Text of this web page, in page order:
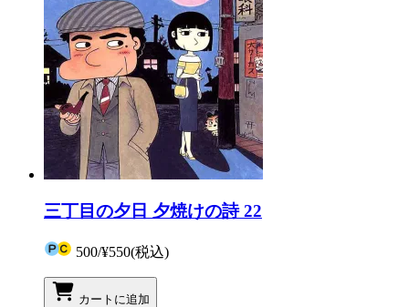
三丁目の夕日 夕焼けの詩 22
500/¥550(税込)
カートに追加